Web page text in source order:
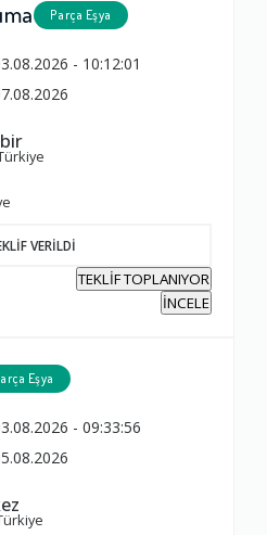
Parça Eşya
- 10:12:01
VERİLDİ
TEKLİF TOPLANIYOR
İNCELE
Eşya
- 09:33:56
1.0
Çalışanları
Dengesi